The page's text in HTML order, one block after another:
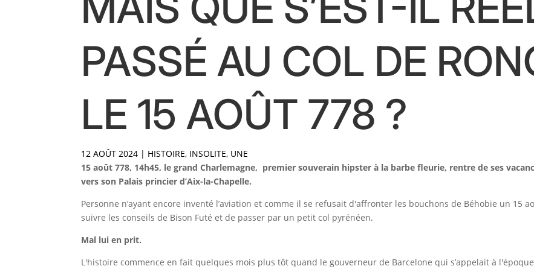
PASSÉ AU COL DE
LE 15 AOÛT 778 ?
12 AOÛT 2024 | HISTOIRE, INSOLITE, UNE
15 août 778, 14h45, le grand Charlemagne, premier souverain hipster à la barbe fleurie, rentre de ses
vers son Palais princier d’Aix-la-Chapelle.
Personne n’ayant encore inventé l’aviation et comme il se refusait d'affronter les bouchons de Béhobie un 15
suivre les conseils de Bison Futé et de passer par un petit col pyrénéen.
Mal lui en prit.
L'histoire commence en fait quelques mois plus tôt quand le gouverneur de Barcelone qui s’appelait à